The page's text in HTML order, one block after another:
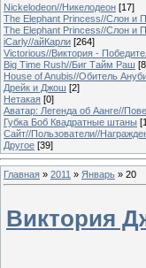
Nickelodeon//Никелодеон [17]
The Elephant Princess//Слон и
The Elephant Princess//Слон и
iCarly//айКарли [264]
Victorious//Виктория -
Big Time Rush//Биг Тайм Раш
House of Anubis//Обитель
Дрейк и Джош [2]
Нетакая [0]
Аватар: Легенда об Аанге//
Губка Боб Квадратные штаны
Сайт//Пользователи//
Другое [39]
Главная » 2011 » Январь » 20
Виктория